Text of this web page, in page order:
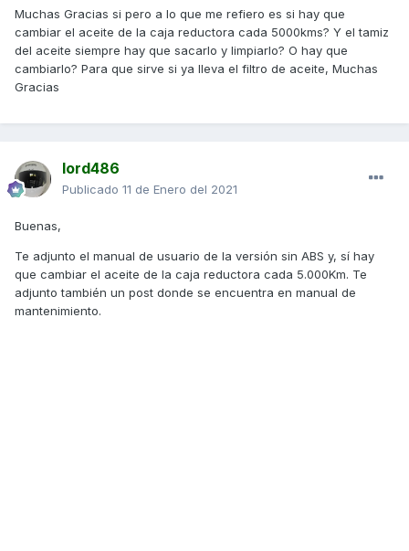
Muchas Gracias si pero a lo que me refiero es si hay que
cambiar el aceite de la caja reductora cada 5000kms? Y el tamiz
del aceite siempre hay que sacarlo y limpiarlo? O hay que
cambiarlo? Para que sirve si ya lleva el filtro de aceite, Muchas
Gracias
lord486
Publicado 11 de Enero del 2021
Buenas,
Te adjunto el manual de usuario de la versión sin ABS y, sí hay
que cambiar el aceite de la caja reductora cada 5.000Km. Te
adjunto también un post donde se encuentra en manual de
mantenimiento.